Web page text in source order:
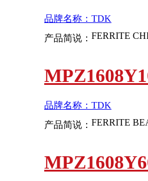
品牌名称：TDK
产品简说：
品牌名称：TDK
产品简说：